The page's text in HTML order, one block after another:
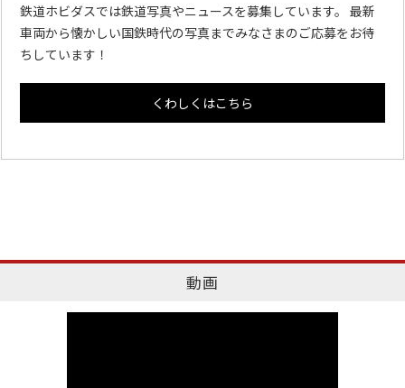
鉄道ホビダスでは鉄道写真やニュースを募集しています。 最新
車両から懐かしい国鉄時代の写真までみなさまのご応募をお待
ちしています！
くわしくはこちら
動画